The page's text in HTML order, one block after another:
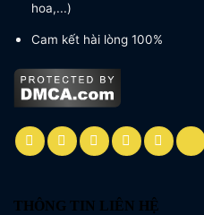
hoa,...)
Cam kết hài lòng 100%
THÔNG TIN LIÊN HỆ